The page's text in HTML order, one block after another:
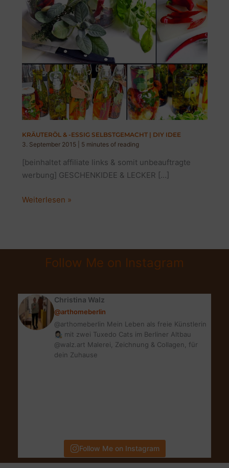
KRÄUTERÖL & -ESSIG SELBSTGEMACHT | DIY IDEE
3. September 2015
5 minutes of reading
[beinhaltet affiliate links & somit unbeauftragte
werbung] GESCHENKIDEE & LECKER […]
KRÄUTERÖL
SELBSTGEMACHT
Weiterlesen »
Follow Me on Instagram
Christina Walz
@arthomeberlin
@arthomeberlin Mein Leben als freie Künstlerin
👩🏻‍🎨 mit zwei Tuxedo Cats im Berliner Altbau
@walz.art Malerei, Zeichnung & Collagen, für
dein Zuhause
Follow Me on Instagram